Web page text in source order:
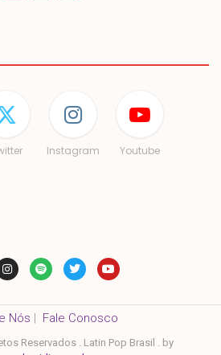
Instagram Youtube
Nós | Fale Conosco
Reservados . Latin Pop Brasil . by